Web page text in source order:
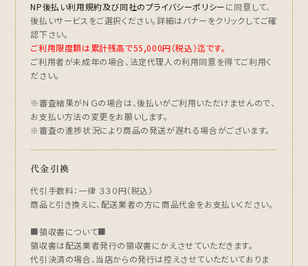
NP後払い利用規約及び同社のプライバシーポリシーに同意して、
後払いサービスをご選択ください。詳細はバナーをクリックしてご確
認下さい。
ご利用限度額は累計残高で55,000円（税込）迄です。
ご利用者が未成年の場合、法定代理人の利用同意を得てご利用く
ださい。
※審査結果がＮＧの場合は、後払いがご利用いただけませんので、
お支払い方法の変更をお願いします。
※審査の進捗状況により商品の発送が遅れる場合がございます。
代金引換
代引手数料：一律 ３３０円（税込）
商品と引き換えに、配送業者の方に商品代金をお支払いください。
■領収書について■
領収書は配送業者発行の領収書にかえさせていただきます。
代引決済の場合、当店からの発行は控えさせていただいておりま